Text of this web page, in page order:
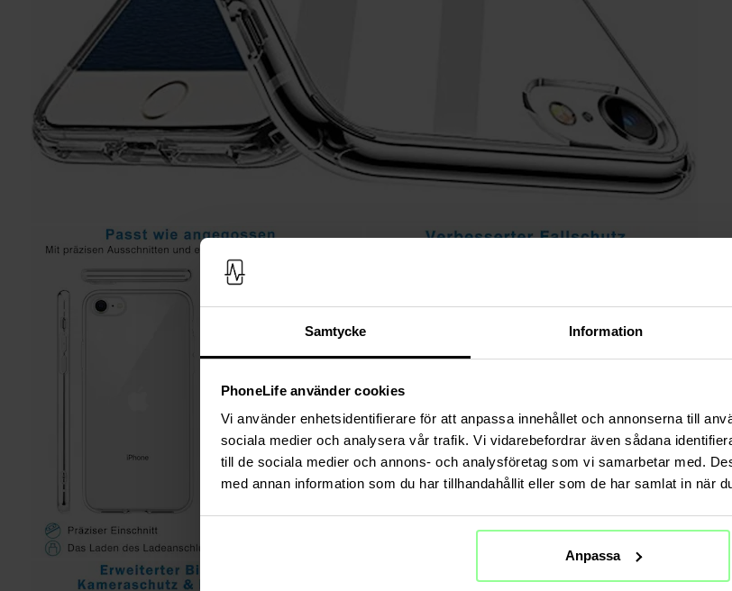
Samtycke Information
PhoneLife använder cookies
Vi använder enhetsidentifierare för att anpassa innehållet och annonserna till
sociala medier och analysera vår trafik. Vi vidarebefordrar även sådana
till de sociala medier och annons- och analysföretag som vi samarbetar med.
med annan information som du har tillhandahållit eller som de har samlat in när
Anpassa